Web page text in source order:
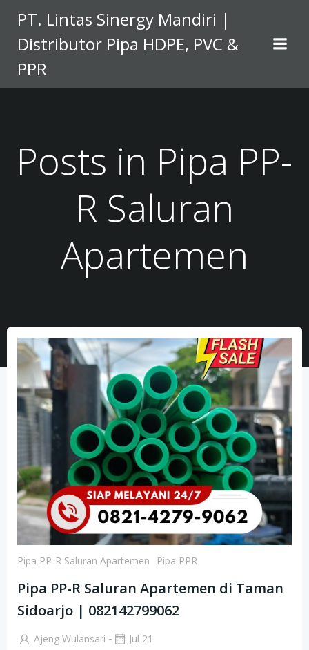
to
content
PT. Lintas Sinergy Mandiri |
Distributor Pipa HDPE, PVC &
PPR
Posts in Pipa PP-
R Saluran
Apartemen
Pipa PP-R Saluran Apartemen Pipa PPR
Pipa PP-R Saluran Apartemen di Taman
Sidoarjo | 082142799062
Ajeng Wulansari - Jul 21